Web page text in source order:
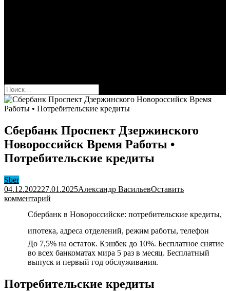
Найти:
Сбербанк Проспект Дзержинского
Новороссийск Время Работы •
Потребительские кредиты
Sber
04.12.202227.01.2025Александр ВасильевОставить
комментарий
Проспект
Новороссийск
Время
Работы
•
кредиты
Сбербанк в Новороссийске: потребительские кредиты,
ипотека, адреса отделений, режим работы, телефон
До 7,5% на остаток. Кэшбек до 10%. Бесплатное снятие
во всех банкоматах мира 5 раз в месяц. Бесплатный
выпуск и первый год обслуживания.
Потребительские кредиты